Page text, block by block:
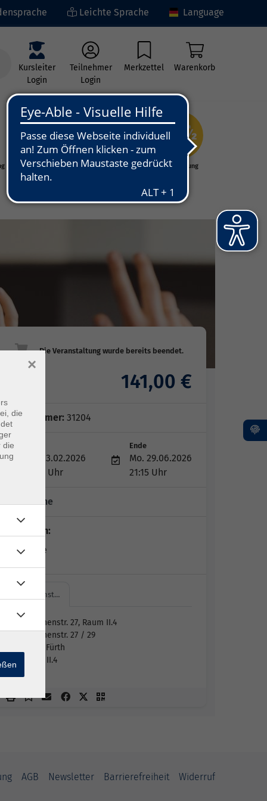
Leichte Sprache Language
Kursleiter
Login
Teilnehmer
Login
Merkzettel Warenkorb
Kunst - Kultur -
Grundbildung
141,00 €
Kursnummer: 31204
Mo. 23.02.2026
19:45 Uhr
Ende
Mo. 29.06.2026
21:15 Uhr
15 Termine
Dozent*in:
Erin Litke
Hirschenst…
Hirschenstr. 27, Raum II.4
Hirschenstr. 27 / 29
90762 Fürth
Raum II.4
AGB Newsletter Barrierefreiheit Widerruf
die
die
×